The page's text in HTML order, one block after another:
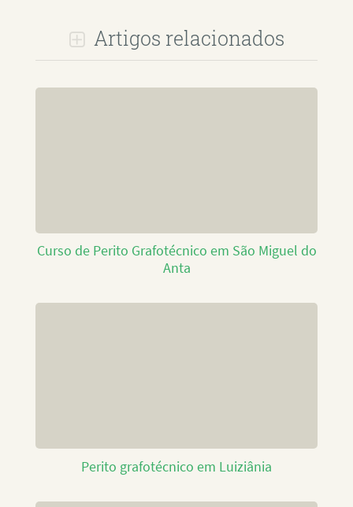
Artigos relacionados
Curso de Perito Grafotécnico em São Miguel do
Anta
Perito grafotécnico em Luiziânia